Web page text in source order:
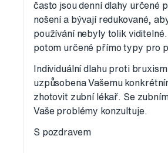
často jsou denní dlahy určené
nošení a bývají redukované,
používání nebyly tolik
potom určené přímo typy pro
Individuální dlahu proti
uzpůsobena Vašemu
zhotovit zubní lékař. Se
Vaše problémy konzultuje.
S pozdravem